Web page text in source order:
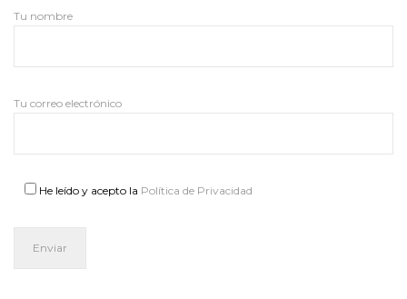
Tu nombre
Tu correo electrónico
He leído y acepto la Política de Privacidad